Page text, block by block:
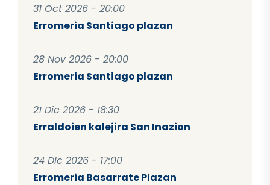
31 Oct 2026 - 20:00
Erromeria Santiago plazan
28 Nov 2026 - 20:00
Erromeria Santiago plazan
21 Dic 2026 - 18:30
Erraldoien kalejira San Inazion
24 Dic 2026 - 17:00
Erromeria Basarrate Plazan